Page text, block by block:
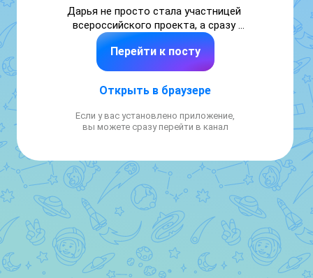
Дарья не просто стала участницей
всероссийского проекта, а сразу
включилась в доброе дело. Она
присоединилась к акции «Вместе делаем
мир чище и красивее!», сняла яркое видео с
конкурс.
Пусть этот опыт станет для Дарьи точкой
#ДвижениеПервых #МедиаПритяжение
#СверхЗадача #РазгонДобра
Перейти к посту
Открыть в браузере
Если у вас установлено приложение,
вы можете сразу перейти в канал